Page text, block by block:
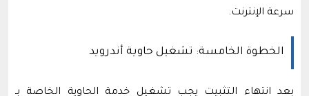
سرعة الإنترنت.
الخطوة الخامسة: تشغيل حاوية أندرويد
بعد انتهاء التثبيت يجب تشغيل خدمة الحاوية الخاصة بـ